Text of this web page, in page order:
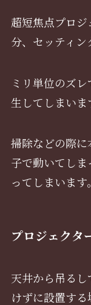
超短焦点プロ
分、セッティン
ミリ単位のズ
生してしまいま
掃除などの際
子で動いてし
ってしまいます。
プロジェクタ
天井から吊る
けずに設置す